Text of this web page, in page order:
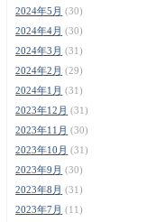
2024年5月 (30)
2024年4月 (30)
2024年3月 (31)
2024年2月 (29)
2024年1月 (31)
2023年12月 (31)
2023年11月 (30)
2023年10月 (31)
2023年9月 (30)
2023年8月 (31)
2023年7月 (11)